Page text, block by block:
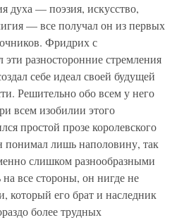
духа — поэзия, искусство,
— все получал он из первых
Фридрих с
эти разносторонние стремления
себе идеал своей будущей
Решительно обо всем у него
всем изобилии этого
простой прозе королевского
понимал лишь наполовину, так
слишком разнообразными
все стороны, он нигде не
который его брат и наследник
более трудных